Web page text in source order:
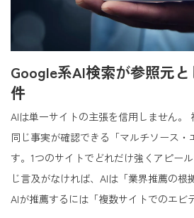
Google系AI検索が参照元
件
AIは単一サイトの主張を信用しません。
同じ事実が確認できる「マルチソース・
す。1つのサイトでどれだけ強くアピー
じ言及がなければ、AIは「業界推薦の根
AIが推薦するには「複数サイトでのエビ